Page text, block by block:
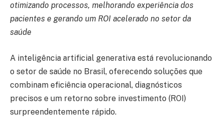
otimizando processos, melhorando experiência dos
pacientes e gerando um ROI acelerado no setor da
saúde
A inteligência artificial generativa está revolucionando
o setor de saúde no Brasil, oferecendo soluções que
combinam eficiência operacional, diagnósticos
precisos e um retorno sobre investimento (ROI)
surpreendentemente rápido.